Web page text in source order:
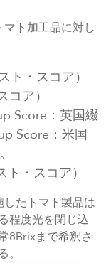
ト加工品に対し
ト・スコア）
コア）
Score：英国綴
Score：米国
・スコア）
たトマト製品は
程度光を閉じ込
8Brixまで希釈さ